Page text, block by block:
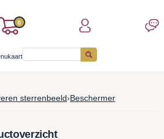
0
sterrenbeeld›Beschermer